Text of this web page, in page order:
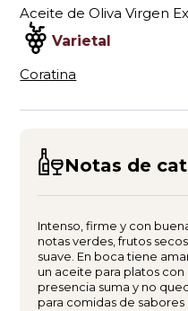
Aceite de Oliva Virgen
Varietal
Coratina
Notas de
Intenso, firme y con
notas verdes, frutos
suave. En boca tiene
un aceite para platos
presencia suma y no
para comidas de sabores